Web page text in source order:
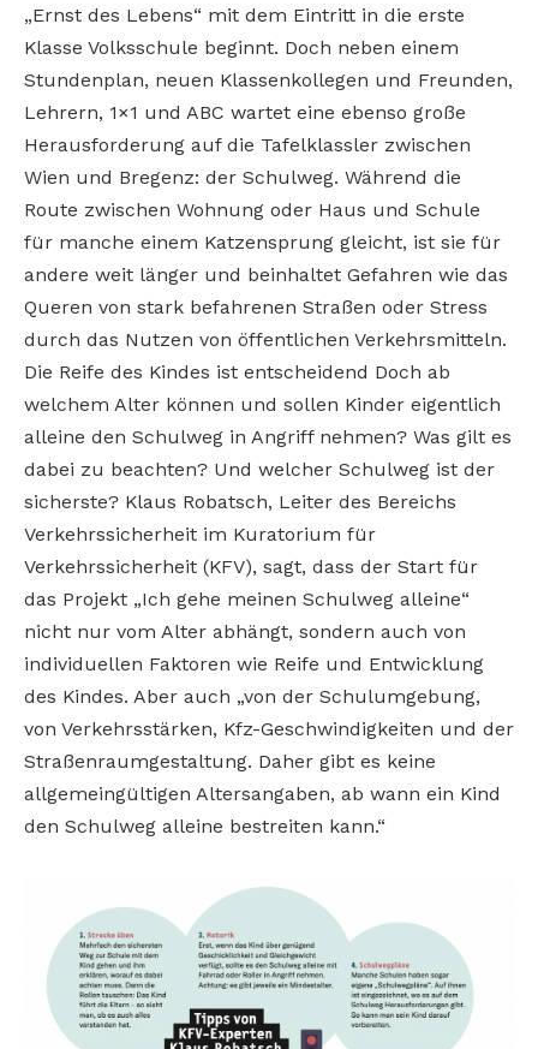
„Ernst des Lebens“ mit dem Eintritt in die erste
Klasse Volksschule beginnt. Doch neben einem
Stundenplan, neuen Klassenkollegen und Freunden,
Lehrern, 1×1 und ABC wartet eine ebenso große
Herausforderung auf die Tafelklassler zwischen
Wien und Bregenz: der Schulweg. Während die
Route zwischen Wohnung oder Haus und Schule
für manche einem Katzensprung gleicht, ist sie für
andere weit länger und beinhaltet Gefahren wie das
Queren von stark befahrenen Straßen oder Stress
durch das Nutzen von öffentlichen Verkehrsmitteln.
Die Reife des Kindes ist entscheidend Doch ab
welchem Alter können und sollen Kinder eigentlich
alleine den Schulweg in Angriff nehmen? Was gilt es
dabei zu beachten? Und welcher Schulweg ist der
sicherste? Klaus Robatsch, Leiter des Bereichs
Verkehrssicherheit im Kuratorium für
Verkehrssicherheit (KFV), sagt, dass der Start für
das Projekt „Ich gehe meinen Schulweg alleine“
nicht nur vom Alter abhängt, sondern auch von
individuellen Faktoren wie Reife und Entwicklung
des Kindes. Aber auch „von der Schulumgebung,
von Verkehrsstärken, Kfz-Geschwindigkeiten und der
Straßenraumgestaltung. Daher gibt es keine
allgemeingültigen Altersangaben, ab wann ein Kind
den Schulweg alleine bestreiten kann.“